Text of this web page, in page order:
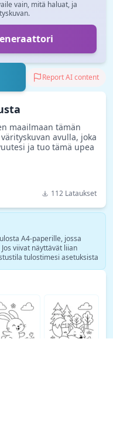
vain, mitä haluat, ja
Report AI content
maailmaan tämän
avulla, joka
ja tuo tämä upea
112 Lataukset
A4-paperille, jossa
viivat näyttävät liian
tulostimesi asetuksista